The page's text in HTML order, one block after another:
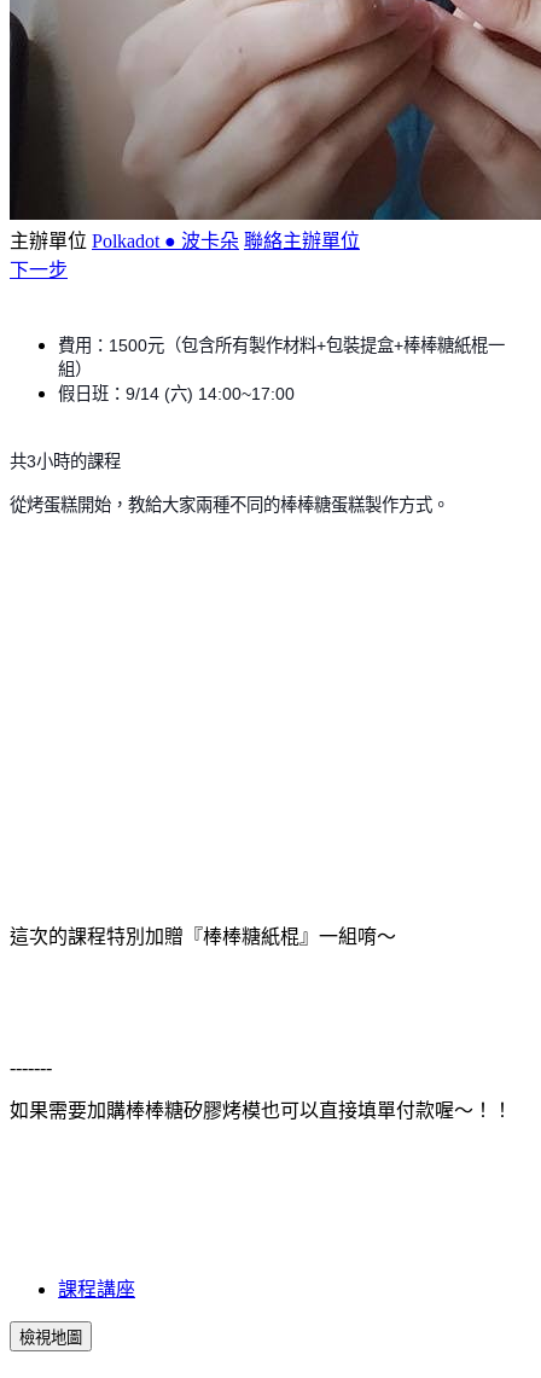
主辦單位 Polkadot ● 波卡朵 聯絡主辦單位
下一步
費用：1500元（包含所有製作材料+包裝提盒+棒棒糖紙棍一
組 ）
假日班：9/14 (六) 14:00~17:00
共3小時的課程
從烤蛋糕開始，教給大家兩種不同的棒棒糖蛋糕製作方式。
這次的課程特別加贈『棒棒糖紙棍』一組唷～
-------
如果需要加購棒棒糖矽膠烤模也可以直接填單付款喔～！！
課程講座
檢視地圖